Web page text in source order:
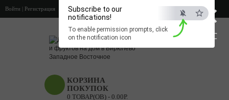
×
ESC
Subscribe to our
notifications!
To enable permission prompts, click
on the notification icon
Войти | Регистрация
КОРЗИНА
ПОКУПОК
0 ТОВАР(ОВ) - 0.00Р.